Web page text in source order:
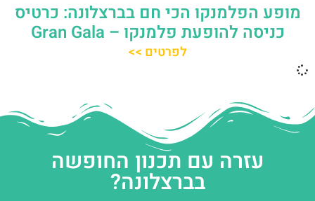
מופע הפלמנקו הכי חם בברצלונה: כרטיס
כניסה להופעת פלמנקו – Gran Gala
לפרטים >>
עזרה עם תכנון החופשה
בברצלונה?